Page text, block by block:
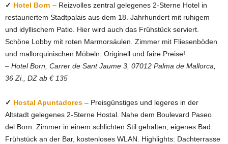
✓ Hotel Born – Reizvolles zentral gelegenes 2-Sterne Hotel in
restauriertem Stadtpalais aus dem 18. Jahrhundert mit ruhigem
und idyllischem Patio. Hier wird auch das Frühstück serviert.
Schöne Lobby mit roten Marmorsäulen. Zimmer mit Fliesenböden
und mallorquinischen Möbeln. Originell und faire Preise!
– Hotel Born, Carrer de Sant Jaume 3, 07012 Palma de Mallorca,
36 Zi., DZ ab € 135
✓ Hostal Apuntadores – Preisgünstiges und legeres in der
Altstadt gelegenes 2-Sterne Hostal. Nahe dem Boulevard Paseo
del Born. Zimmer in einem schlichten Stil gehalten, eigenes Bad.
Frühstück an der Bar, kostenloses WLAN. Highlights: Dachterrasse